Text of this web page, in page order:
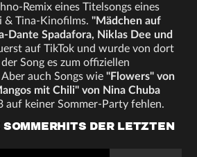
Remix eines Titelsongs eines
& Tina-Kinofilms."Mädchen auf
Dante Spadafora, Niklas Dee und
auf TikTok und wurde von dort
Song es zum offiziellen
auch Songs wie"Flowers" von
mit Chili" von Nina Chuba
auf keiner Sommer-Party fehlen.
SOMMERHITS DER LETZTEN